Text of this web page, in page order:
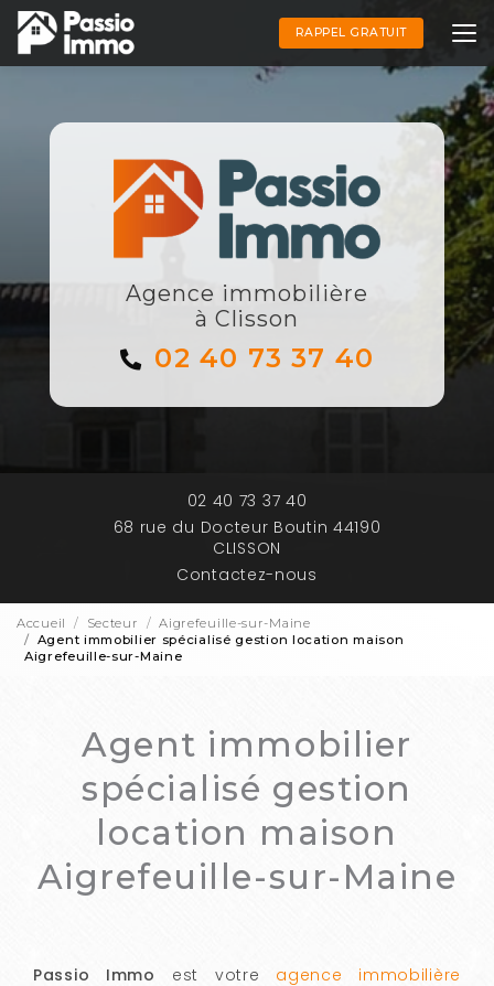
Aller
au
contenu
principal
RAPPEL GRATUIT
Agence immobilière
à Clisson
02 40 73 37 40
02 40 73 37 40
68 rue du Docteur Boutin 44190
CLISSON
Contactez-nous
Accueil Secteur
Aigrefeuille-sur-Maine
Agent immobilier spécialisé gestion location maison
Aigrefeuille-sur-Maine
Agent immobilier
spécialisé gestion
location maison
Aigrefeuille-sur-Maine
Passio Immo est votre agence immobilière